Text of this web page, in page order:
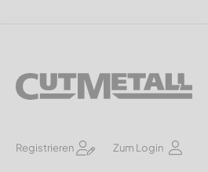
Registrieren Zum Login